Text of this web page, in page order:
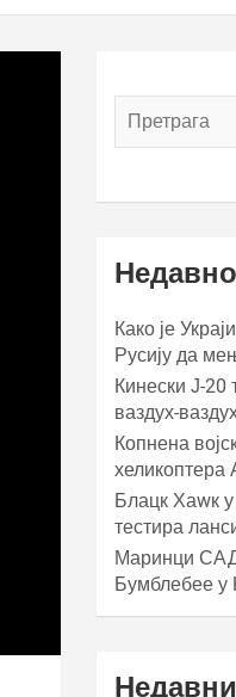
Како је
Русију да
Кинески Ј-20
ваздух-
Копнена
Блацк Хаwк у
тестира
Маринци САД
Бумблебее у